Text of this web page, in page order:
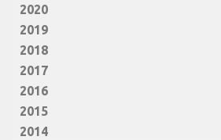
2020
2019
2018
2017
2016
2015
2014